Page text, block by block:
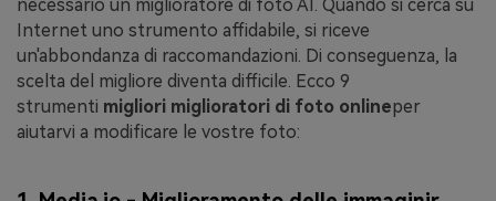
necessario un miglioratore di foto AI. Quando si cerca su
Internet uno strumento affidabile, si riceve
un'abbondanza di raccomandazioni. Di conseguenza, la
scelta del migliore diventa difficile. Ecco 9
strumenti migliori miglioratori di foto onlineper
aiutarvi a modificare le vostre foto: